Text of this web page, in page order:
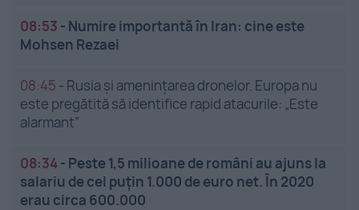
08:53 - Numire importantă în Iran: cine este
Mohsen Rezaei
08:45 - Rusia și amenințarea dronelor. Europa nu
este pregătită să identifice rapid atacurile: „Este
alarmant”
08:34- Peste 1,5 milioane de români au ajuns la
salariu de cel puțin 1.000 de euro net. În 2020
erau circa 600.000